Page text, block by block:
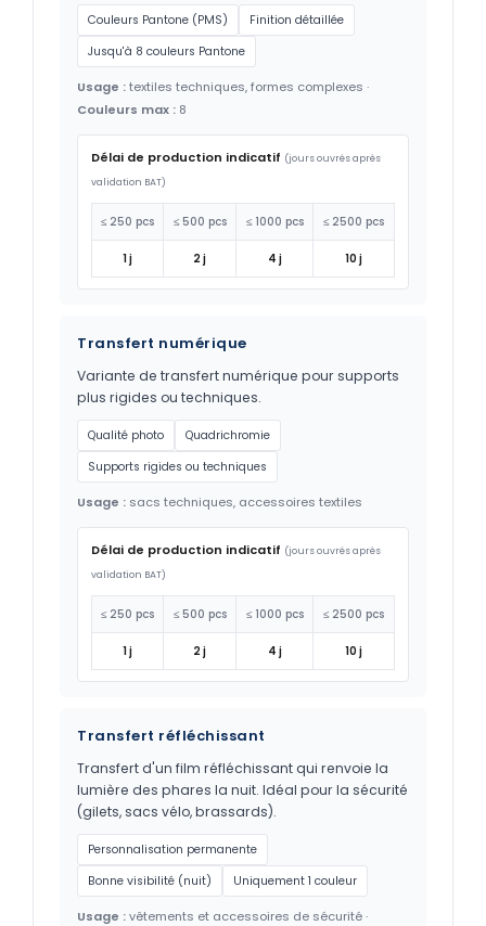
Couleurs Pantone (PMS)
Finition détaillée
Jusqu'à 8 couleurs Pantone
Usage :textiles techniques, formes complexes ·
Couleurs max : 8
Délai de production indicatif (jours ouvrés après
validation BAT)
≤ 250 pcs ≤ 500 pcs ≤ 1000 pcs ≤ 2500 pcs
1 j 2 j 4 j 10 j
Transfert numérique
Variante de transfert numérique pour supports
plus rigides ou techniques.
Qualité photo
Quadrichromie
Supports rigides ou techniques
Usage : sacs techniques, accessoires textiles
Délai de production indicatif (jours ouvrés après
validation BAT)
≤ 250 pcs ≤ 500 pcs ≤ 1000 pcs ≤ 2500 pcs
1 j 2 j 4 j 10 j
Transfert réfléchissant
Transfert d'un film réfléchissant qui renvoie la
lumière des phares la nuit. Idéal pour la sécurité
(gilets, sacs vélo, brassards).
Personnalisation permanente
Bonne visibilité (nuit)
Uniquement 1 couleur
Usage :vêtements et accessoires de sécurité ·